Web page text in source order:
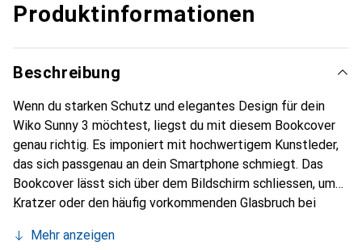
Produktinformationen
Beschreibung
Wenn du starken Schutz und elegantes Design für dein
Wiko Sunny 3 möchtest, liegst du mit diesem Bookcover
genau richtig. Es imponiert mit hochwertigem Kunstleder,
das sich passgenau an dein Smartphone schmiegt. Das
Bookcover lässt sich über dem Bildschirm schliessen, um
Kratzer oder den häufig vorkommenden Glasbruch bei
Bookcover kannst du dein Handy bequem mit der
Mehr anzeigen